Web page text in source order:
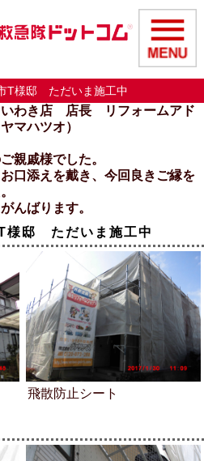
T様邸 ただいま施工中
いわき店 店長 リフォームアド
マハツオ）
親戚様でした。
口添えを戴き、今回良きご縁を
んばります。
様邸 ただいま施工中
飛散防止シート